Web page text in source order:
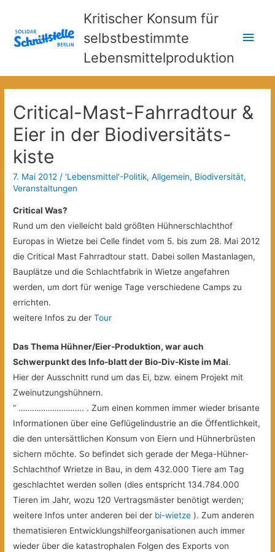
Kritischer Konsum für
selbstbestimmte
Lebensmittelproduktion
Critical-Mast-Fahrradtour &
Eier in der Biodiversitäts-
kiste
7. Mai 2012 / 'Lebensmittel'-Politik,Allgemein, Biodiversität,
Veranstaltungen
Critical Was?
Rund um den vielleicht bald größten Hühnerschlachthof
Europas in Wietze bei Celle findet vom 5. bis zum 28. Mai 2012
die Critical Mast Fahrradtour statt. Dabei sollen Mastanlagen,
Bauplätze und die Schlachtfabrik in Wietze angefahren
werden, um dort für wenige Tage verschiedene Camps zu
errichten.
weitere Infos zu derTour
Das Thema Hühner/Eier-Produktion, war auch
Schwerpunkt des Info-blatt der Bio-Div-Kiste im Mai.
Hier der Ausschnitt rund um das Ei, bzw. einem Projekt mit
Zweinutzungshühnern.
“ ……………………….. . Zum einen kommen immer wieder brisante
Informationen über eine Geflügelindustrie an die Öffentlichkeit,
die den untersättlichen Konsum von Eiern und Hühnerbrüsten
sichern möchte. So befindet sich gerade der Mega-Hühner-
Schlachthof Wrietze in Bau, in dem 432.000 Tiere am Tag
geschlachtet werden sollen (dies entspricht 134.784.000
Tieren im Jahr, wozu 120 Vertragsmäster benötigt werden;
weitere Infos unter anderen bei der bi-wietze ). Zum anderen
thematisieren Entwicklungshilfeorganisationen auch immer
wieder über die katastrophalen Folgen des Exports von